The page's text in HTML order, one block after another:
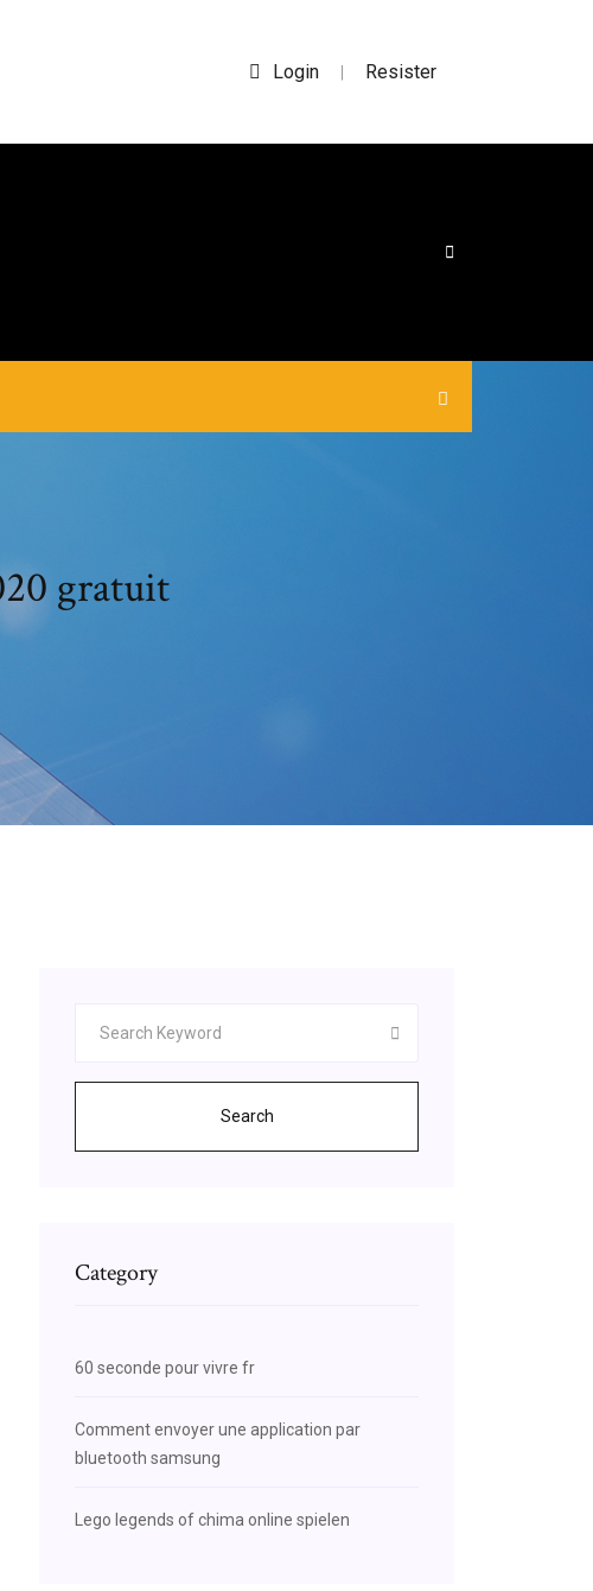
Login | Resister
gratuit
Search
Category
60 seconde pour vivre fr
Comment envoyer une application par
bluetooth samsung
Lego legends of chima online spielen